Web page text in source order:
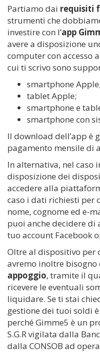
Partiamo dai requisiti
strumenti che
investire con l’app
avere a disposizione
computer con accesso
cui ti scrivo sono
smartphone Apple;
tablet Apple;
smartphone e
smartphone con
Il download dell’app è
pagamento mensile di
In alternativa, nel caso
disposizione dei
accedere alla
caso i dati richiesti per
nome, cognome ed e-
puoi anche decidere di
tuo account Facebook
Oltre al dispositivo per
avremo inoltre bisogno
appoggio, tramite il
ricevere le eventuali
liquidare. Se ti stai
gestione dei tuoi soldi
perché Gimme5 è un
S.G.R vigilata dalla
dalla CONSOB ad